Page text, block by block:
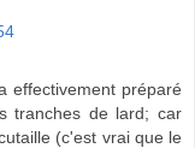
effectivement préparé
tranches de lard; car
(c'est vrai que le